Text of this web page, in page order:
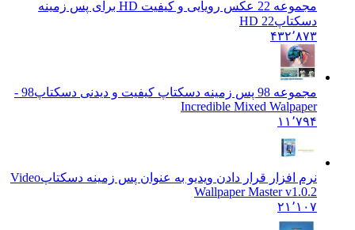
مجموعه 22 عکس رویایی و کیفیت HD برای پس زمینه
دسکتاپ22 HD
۴۳۲٬۸۷۳
مجموعه 98 پس زمینه دسکتاپ کیفیت و دیدنی دسکتاپ
98 -
Incredible Mixed Walpaper
۱۱٬۷۹۴
نرم افزار قرار دادن ویدیو به عنوان پس زمینه دسکتاپVideo
Wallpaper Master v1.0.2
۲۱٬۱۰۷